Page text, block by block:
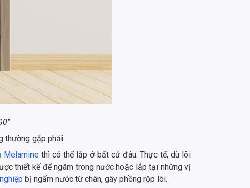
thường gặp phải:
Melaminethì có thể lắp ở bất cứ đâu. Thực tế, dù lõi
thiết kế để ngâm trong nước hoặc lắp tại những vị
bị ngấm nước từ chân, gây phồng rộp lõi.